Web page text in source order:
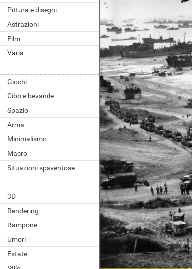
Pittura e disegni
Astrazioni
Film
Varia
Giochi
Cibo e bevande
Spazio
Arma
Minimalismo
Macro
Situazioni spaventose
3D
Rendering
Rampone
Umori
Estate